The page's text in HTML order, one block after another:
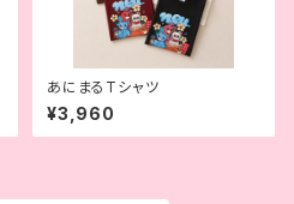
あにまるTシャツ
¥3,960